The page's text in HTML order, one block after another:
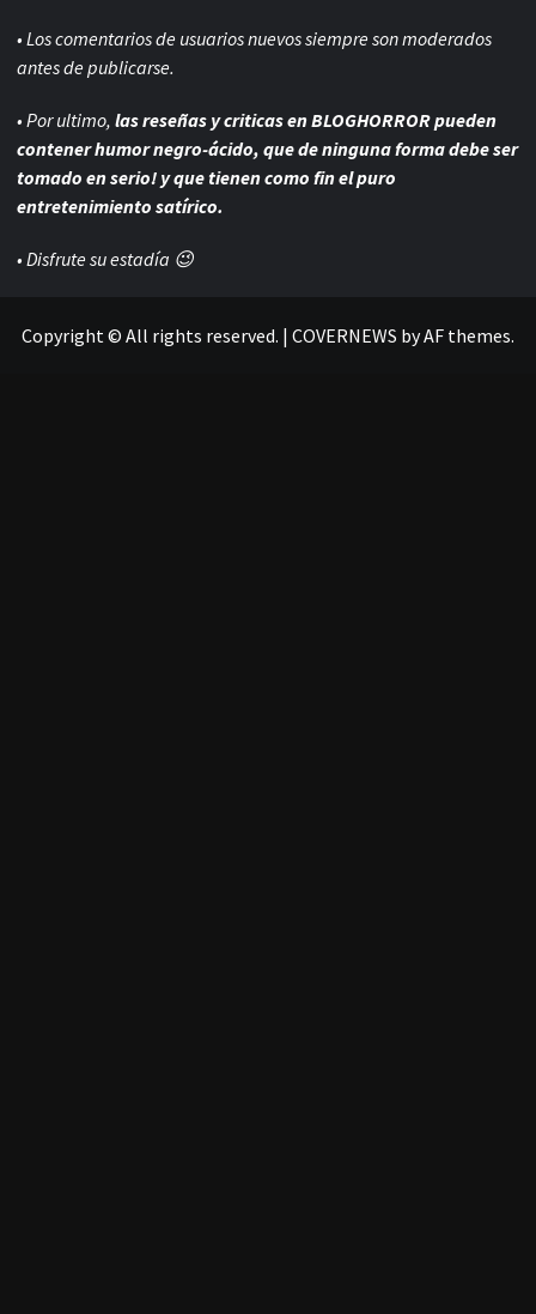
• Los comentarios de usuarios nuevos siempre son moderados
antes de publicarse.
• Por ultimo, las reseñas y criticas en BLOGHORROR pueden
contener humor negro-ácido, que de ninguna forma debe ser
tomado en serio! y que tienen como fin el puro
entretenimiento satírico.
• Disfrute su estadía 😉
Copyright © All rights reserved. | COVERNEWS by AF themes.